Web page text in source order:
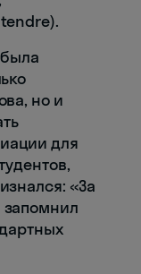
но и
для
«За